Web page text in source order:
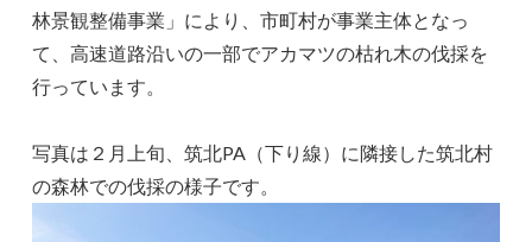
林景観整備事業」により、市町村が事業主体となっ
て、高速道路沿いの一部でアカマツの枯れ木の伐採を
行っています。
写真は２月上旬、筑北PA（下り線）に隣接した筑北村
の森林での伐採の様子です。